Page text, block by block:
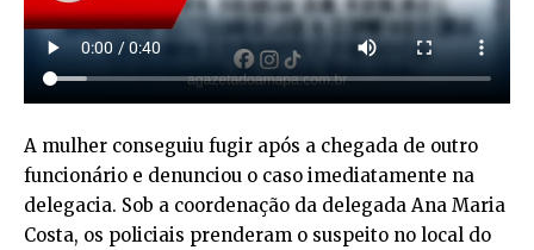
A mulher conseguiu fugir após a chegada de outro
funcionário e denunciou o caso imediatamente na
delegacia. Sob a coordenação da delegada Ana Maria
Costa, os policiais prenderam o suspeito no local do